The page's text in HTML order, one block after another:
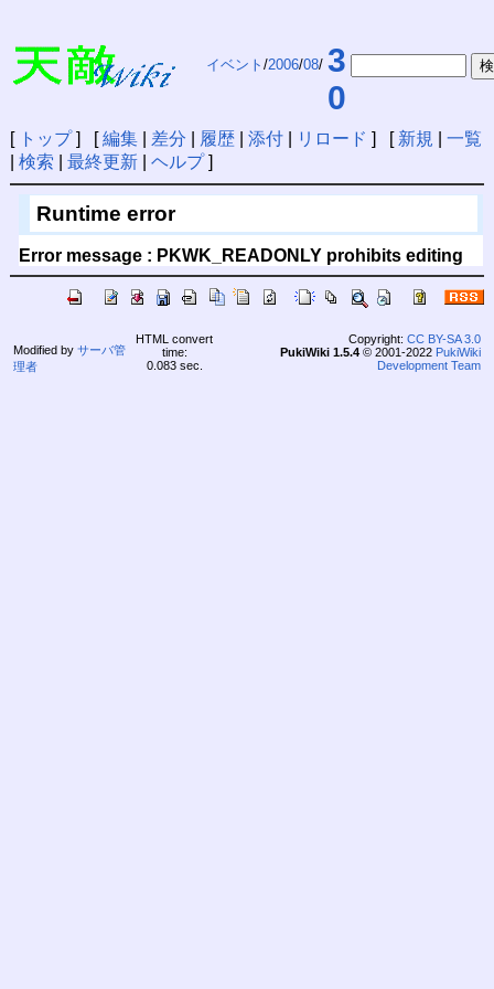
イベント /2006/08/ 3
0
[ トップ] [編集| 差分 履歴| 添付| リロード ] [ 新規
一覧
検索 最終更新| ヘルプ]
Runtime error
Error message : PKWK_READONLY prohibits editing
Modified by サーバ管
理者
HTML convert
time:
0.083 sec.
Copyright: CC BY-SA 3.0
PukiWiki 1.5.4© 2001-2022 PukiWiki
Development Team